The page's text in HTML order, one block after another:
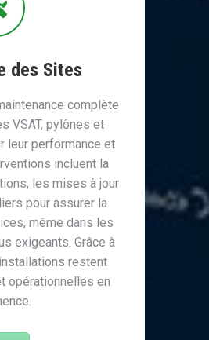
des Sites
complète
VSAT, pylônes et
leur performance et
incluent la
les mises à jour
pour assurer la
même dans les
exigeants. Grâce à
restent
opérationnelles en